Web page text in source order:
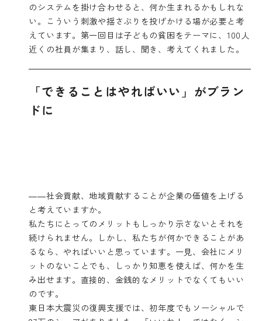
のシステムを掛け合わせると、何か生まれるかもしれな
い。こういう刺激や揺さぶりを投げかける場が必要と考
えています。第一回目は子どもの貧困をテーマに、100人
近くの社員が集まり、話し、聞き、考えてくれました。
「できることはやればいい」がブラン
ドに
――社会貢献、地域貢献することが企業の価値を上げる
と考えていますか。
私たちにとってのメリットもしっかり示さないとそれを
続けられません。しかし、私たちが何かできることがあ
るなら、やればいいと思っています。一見、会社にメリ
ットのないことでも、しっかり知恵を使えば、何かを生
み出せます。直接的、金銭的なメリットでなくてもいい
のです。
東日本大震災の復興支援では、初年度でもソーシャルで